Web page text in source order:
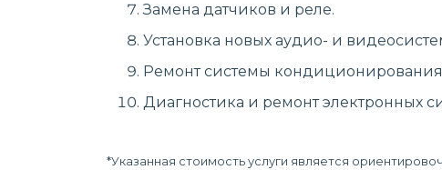
Замена датчиков и реле.
Установка новых аудио- и
Ремонт системы кондиционирования
Диагностика и ремонт электронных
*Указанная стоимость услуги является